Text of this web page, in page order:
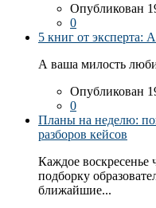
Опубликован
0
5 книг от эксперта:
А ваша милость
Опубликован
0
Планы на неделю:
разборов кейсов
Каждое воскресенье
подборку
ближайшие...